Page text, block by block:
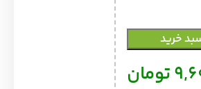
خرید
تومان